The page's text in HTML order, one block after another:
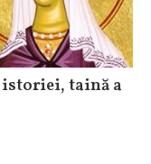
taină a